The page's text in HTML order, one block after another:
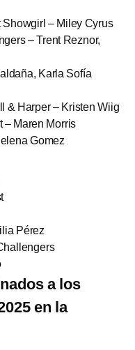
Showgirl – Miley Cyrus
– Trent Reznor,
Karla Sofía
& Harper – Kristen Wiig
– Maren Morris
Gomez
Pérez
a los
en la